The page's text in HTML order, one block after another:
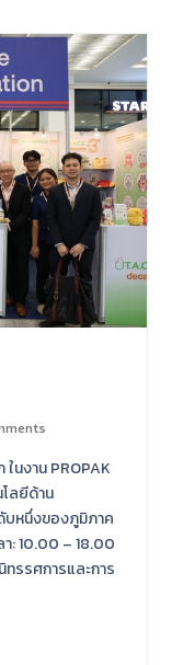
นงาน PROPAK
ลยีด้าน
หนึ่งของภูมิภาค
า: 10.00 – 18.00
รรศการและการ